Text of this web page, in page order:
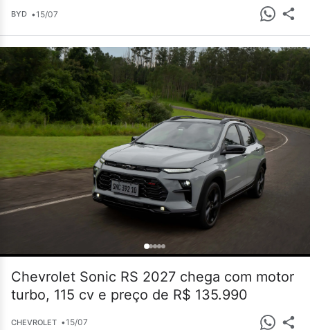
BYD •15/07
Chevrolet Sonic RS 2027 chega com motor
turbo, 115 cv e preço de R$ 135.990
CHEVROLET •15/07